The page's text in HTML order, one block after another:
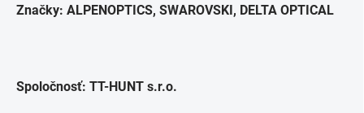
Značky: ALPENOPTICS, SWAROVSKI, DELTA OPTICAL
Spoločnosť: TT-HUNT s.r.o.